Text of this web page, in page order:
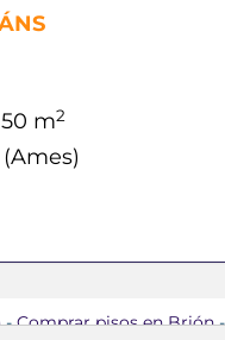
50 m2
-Comprar pisos en Brión